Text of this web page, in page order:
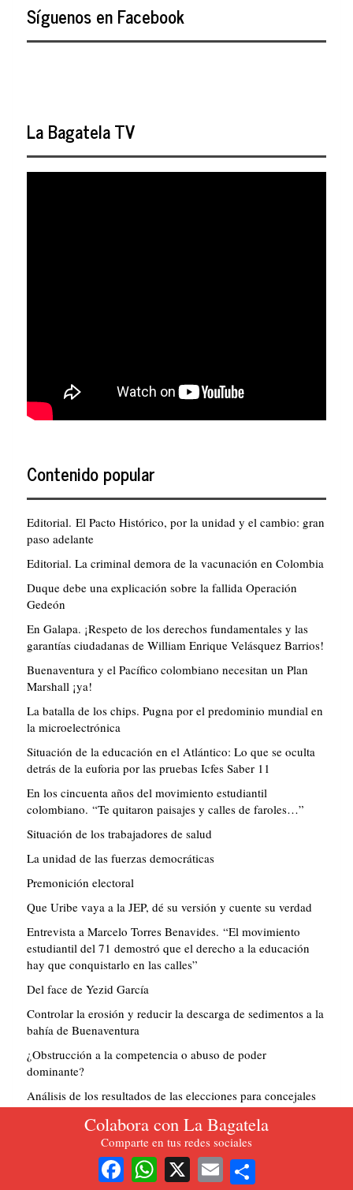
Colabora con La Bagatela
Comparte en tus redes sociales
FacebookWhatsApp
X Email
Síguenos en Facebook
La Bagatela TV
Contenido popular
Editorial. El Pacto Histórico, por la unidad y el cambio: gran
paso adelante
Editorial. La criminal demora de la vacunación en Colombia
Duque debe una explicación sobre la fallida Operación
Gedeón
En Galapa. ¡Respeto de los derechos fundamentales y las
garantías ciudadanas de William Enrique Velásquez Barrios!
Buenaventura y el Pacífico colombiano necesitan un Plan
Marshall ¡ya!
La batalla de los chips. Pugna por el predominio mundial en
la microelectrónica
Situación de la educación en el Atlántico: Lo que se oculta
detrás de la euforia por las pruebas Icfes Saber 11
En los cincuenta años del movimiento estudiantil
colombiano. “Te quitaron paisajes y calles de faroles…”
Situación de los trabajadores de salud
La unidad de las fuerzas democráticas
Premonición electoral
Que Uribe vaya a la JEP, dé su versión y cuente su verdad
Entrevista a Marcelo Torres Benavides. “El movimiento
estudiantil del 71 demostró que el derecho a la educación
hay que conquistarlo en las calles”
Del face de Yezid García
Controlar la erosión y reducir la descarga de sedimentos a la
bahía de Buenaventura
¿Obstrucción a la competencia o abuso de poder
dominante?
Análisis de los resultados de las elecciones para concejales
de octubre de 2019
Declaración. En refutación de las calumniosas acusaciones a
Ubaldo Enrique Meza
Sobre la entrevista a la ministra de Educación en Caracol TV